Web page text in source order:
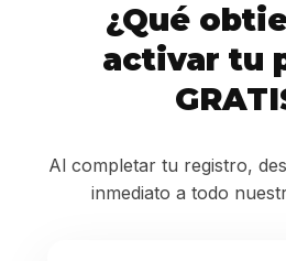
¿Qué
activar tu
Al completar tu registro,
inmediato a todo